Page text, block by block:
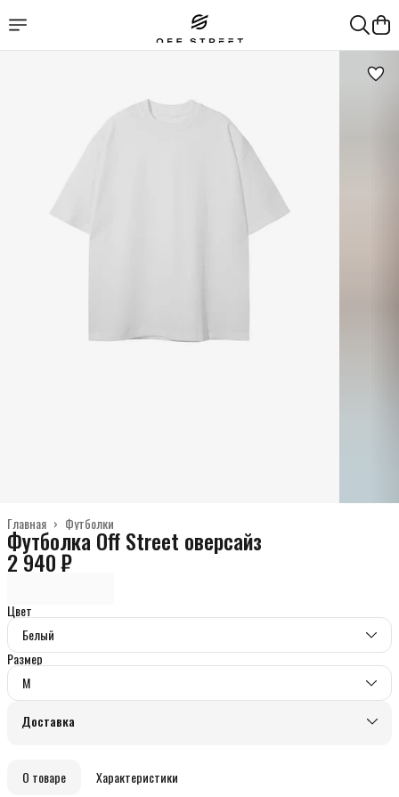
Футболки
Главная ›
Футболка Off Street оверсайз
2 940 ₽
Цвет
Белый
Размер
M
Доставка
О товаре Характеристики